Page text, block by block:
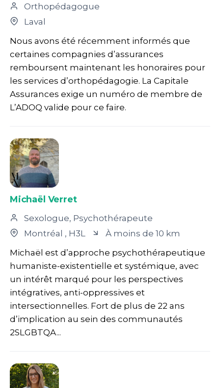
Orthopédagogue
Laval
Nous avons été récemment informés que
certaines compagnies d’assurances
remboursent maintenant les honoraires pour
les services d’orthopédagogie. La Capitale
Assurances exige un numéro de membre de
L’ADOQ valide pour ce faire.
Michaël Verret
Sexologue, Psychothérapeute
Montréal , H3L
À moins de 10 km
Michaël est d’approche psychothérapeutique
humaniste-existentielle et systémique, avec
un intérêt marqué pour les perspectives
intégratives, anti-oppressives et
intersectionnelles. Fort de plus de 22 ans
d’implication au sein des communautés
2SLGBTQA...